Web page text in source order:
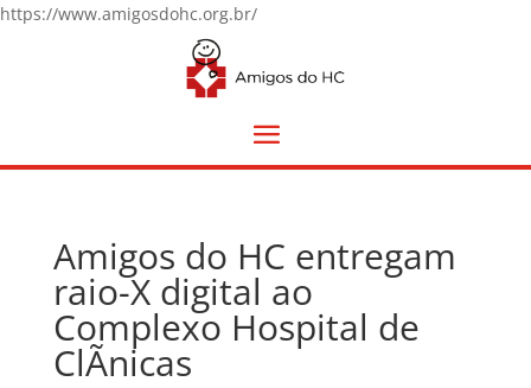
https://www.amigosdohc.org.br/
Amigos do HC entregam
raio-X digital ao
Complexo Hospital de
ClÃ­nicas